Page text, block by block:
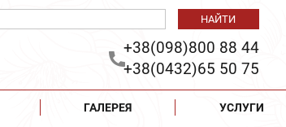
+38(098)800 88 44
+38(0432)65 50 75
ГАЛЕРЕЯ УСЛУГИ